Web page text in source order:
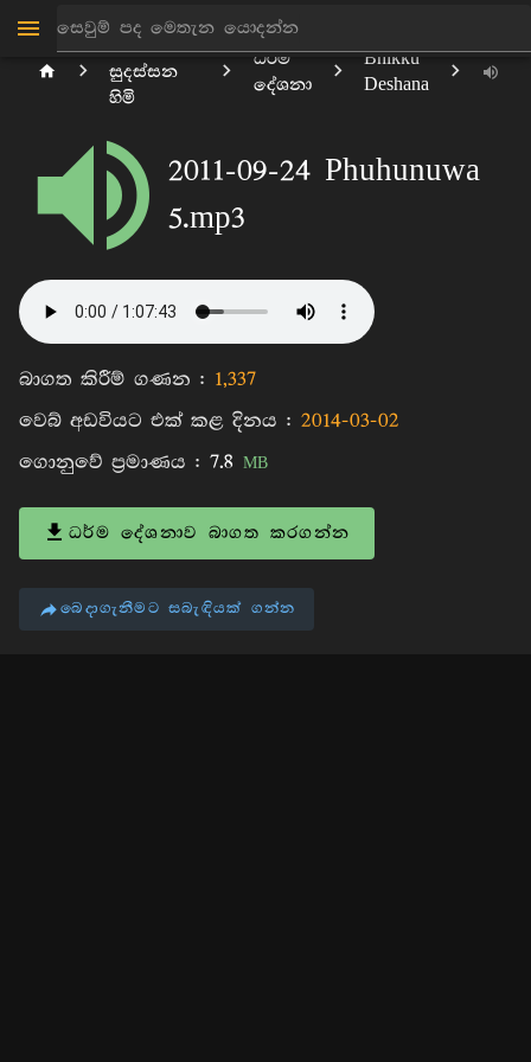
සුදස්සන
හිමි
ධර්ම
දේශනා
Bhikku
Deshana
2011-09-24 Phuhunuwa
5.mp3
බාගත කිරීම් ගණන : 1,337
වෙබ් අඩවියට එක් කළ දිනය : 2014-03-02
ගොනුවේ ප්‍රමාණය : 7.8 MB
ධර්ම දේශනාව බාගත කරගන්න
බෙදාගැනීමට සබැඳියක් ගන්න